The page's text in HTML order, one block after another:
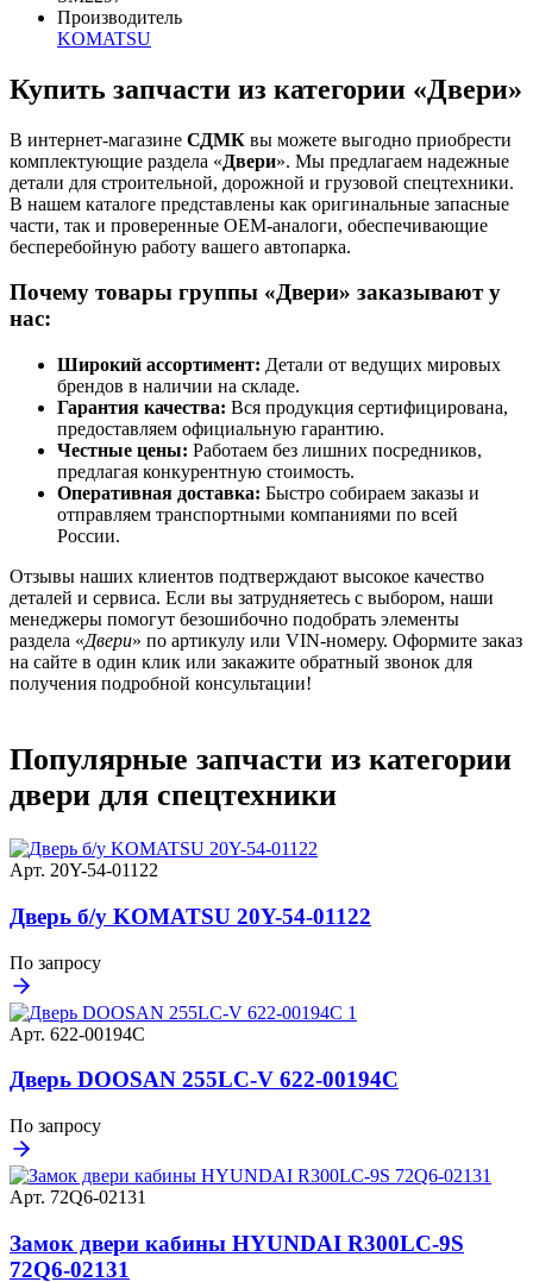
Производитель
KOMATSU
Купить запчасти из категории «Двери»
В интернет-магазине СДМК вы можете выгодно приобрести
комплектующие раздела «Двери». Мы предлагаем надежные
детали для строительной, дорожной и грузовой спецтехники.
В нашем каталоге представлены как оригинальные запасные
части, так и проверенные OEM-аналоги, обеспечивающие
бесперебойную работу вашего автопарка.
Почему товары группы «Двери» заказывают у
нас:
Широкий ассортимент: Детали от ведущих мировых
брендов в наличии на складе.
Гарантия качества: Вся продукция сертифицирована,
предоставляем официальную гарантию.
Честные цены: Работаем без лишних посредников,
предлагая конкурентную стоимость.
Оперативная доставка: Быстро собираем заказы и
отправляем транспортными компаниями по всей
России.
Отзывы наших клиентов подтверждают высокое качество
деталей и сервиса. Если вы затрудняетесь с выбором, наши
менеджеры помогут безошибочно подобрать элементы
раздела «Двери» по артикулу или VIN-номеру. Оформите заказ
на сайте в один клик или закажите обратный звонок для
получения подробной консультации!
Популярные запчасти из категории
двери для спецтехники
Арт. 20Y-54-01122
Дверь б/у KOMATSU 20Y-54-01122
По запросу
Арт. 622-00194C
Дверь DOOSAN 255LC-V 622-00194C
По запросу
Арт. 72Q6-02131
Замок двери кабины HYUNDAI R300LC-9S
72Q6-02131